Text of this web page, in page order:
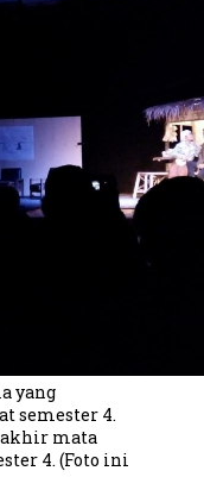
yang
semester 4.
akhir mata
4. (Foto ini